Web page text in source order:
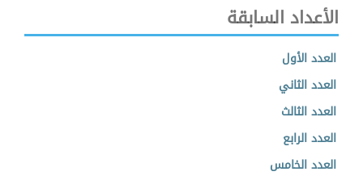
الأعداد السابقة
العدد الأول
العدد الثاني
العدد الثالث
العدد الرابع
العدد الخامس